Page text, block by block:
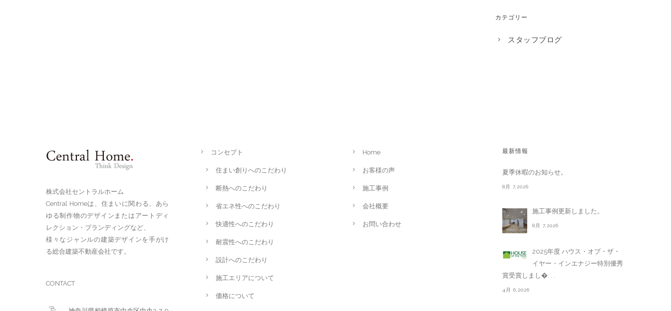
カテゴリー
スタッフブログ
株式会社セントラルホーム
Central Homeは、住まいに関わる、あら
ゆる制作物のデザインまたはアートディ
レクション・ブランディングなど、
様々なジャンルの建築デザインを手がけ
る総合建築不動産会社です。
CONTACT
コンセプト
住まい創りへのこだわり
断熱へのこだわり
省エネ性へのこだわり
快適性へのこだわり
耐震性へのこだわり
設計へのこだわり
施工エリアについて
価格について
Home
お客様の声
施工事例
会社概要
お問い合わせ
最新情報
夏季休暇のお知らせ。
8月 7,2026
施工事例更新しました。
8月 7,2026
2025年度 ハウス・オブ・ザ・
イヤー・インエナジー特別優秀
賞受賞しまし�. . .
4月 6,2026